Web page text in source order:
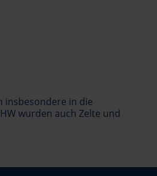
insbesondere in die
wurden auch Zelte und